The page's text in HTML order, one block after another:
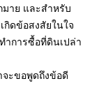
มาย และสำหรับ
กิดข้อสงสัยในใจ
ำการซื้อที่ดินเปล่า
จะขอพูดถึงข้อดี